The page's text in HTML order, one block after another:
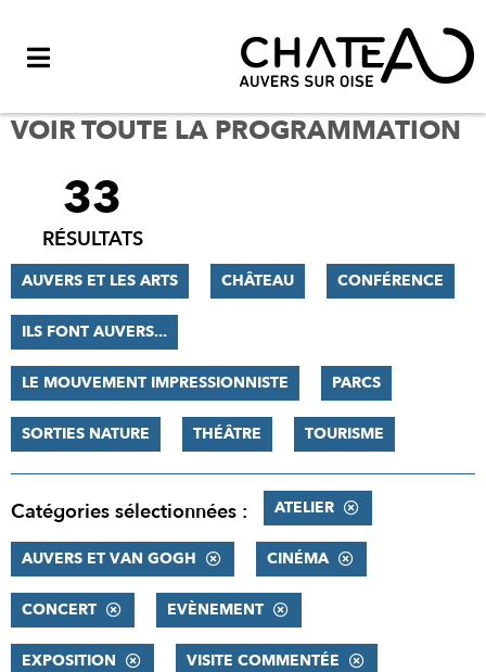
VOIR TOUTE LA PROGRAMMATION
FILTRER
RÉSULTATS
33
RÉSULTATS
AUVERS ET LES ARTS CHÂTEAU CONFÉRENCE
ILS FONT AUVERS...
LE MOUVEMENT IMPRESSIONNISTE PARCS
SORTIES NATURE THÉÂTRE TOURISME
Catégories sélectionnées : ATELIER
AUVERS ET VAN GOGH CINÉMA
CONCERT EVÈNEMENT
EXPOSITION VISITE COMMENTÉE